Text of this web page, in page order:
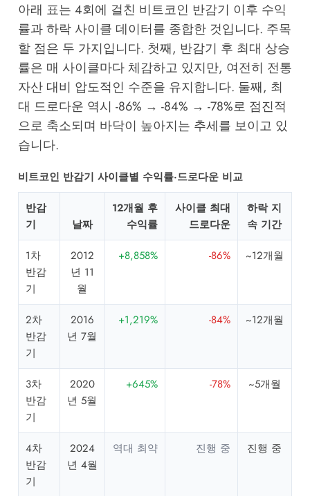
아래 표는 4회에 걸친 비트코인 반감기 이후 수익
률과 하락 사이클 데이터를 종합한 것입니다. 주목
할 점은 두 가지입니다. 첫째, 반감기 후 최대 상승
률은 매 사이클마다 체감하고 있지만, 여전히 전통
자산 대비 압도적인 수준을 유지합니다. 둘째, 최
대 드로다운 역시 -86% → -84% → -78%로 점진적
으로 축소되며 바닥이 높아지는 추세를 보이고 있
습니다.
비트코인 반감기 사이클별 수익률·드로다운 비교
반감
기
날짜
12개월 후
수익률
사이클 최대
드로다운
하락 지
속 기간
1차
반감
기
2012
년 11
월
+8,858% -86% ~12개월
2차
반감
기
2016
년 7월
+1,219% -84% ~12개월
3차
반감
기
2020
년 5월
+645% -78% ~5개월
4차
반감
기
2024
년 4월
역대 최약 진행 중 진행 중